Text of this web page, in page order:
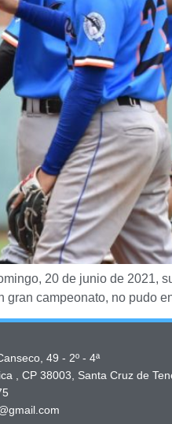
20 de junio de 2021,
gran campeonato, no
49 - 2º - 4ª
, CP 38003, Santa Cruz de